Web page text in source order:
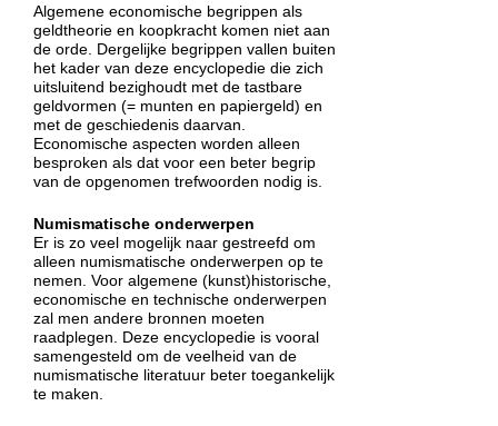
Algemene economische begrippen als
geldtheorie en koopkracht komen niet aan
de orde. Dergelijke begrippen vallen buiten
het kader van deze encyclopedie die zich
uitsluitend bezighoudt met de tastbare
geldvormen (= munten en papiergeld) en
met de geschiedenis daarvan.
Economische aspecten worden alleen
besproken als dat voor een beter begrip
van de opgenomen trefwoorden nodig is.
Numismatische onderwerpen
Er is zo veel mogelijk naar gestreefd om
alleen numismatische onderwerpen op te
nemen. Voor algemene (kunst)historische,
economische en technische onderwerpen
zal men andere bronnen moeten
raadplegen. Deze encyclopedie is vooral
samengesteld om de veelheid van de
numismatische literatuur beter toegankelijk
te maken.